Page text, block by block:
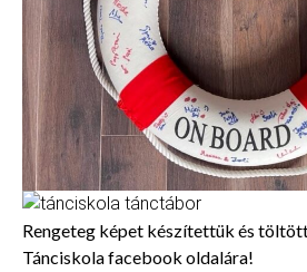
Rengeteg képet készítettük és
Tánciskola facebook oldalára!